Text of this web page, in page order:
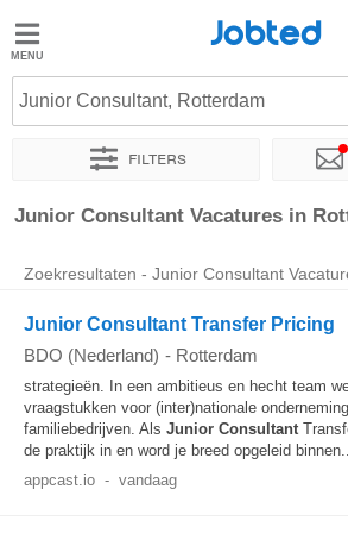
Jobted
Vacatures
Salarissen
Jobted
Junior Consultant, Rotterdam
Filters
Sorteer op Exacte locatie Bedrijf
Junior Consultant Vacatures in
Zoekresultaten - Junior Consultant
Junior Consultant Transfer Pricing
BDO (Nederland) - Rotterdam
strategieën. In een ambitieus en hecht team
vraagstukken voor (inter)nationale
familiebedrijven. Als Junior Consultant
de praktijk in en word je breed opgeleid
appcast.io - vandaag